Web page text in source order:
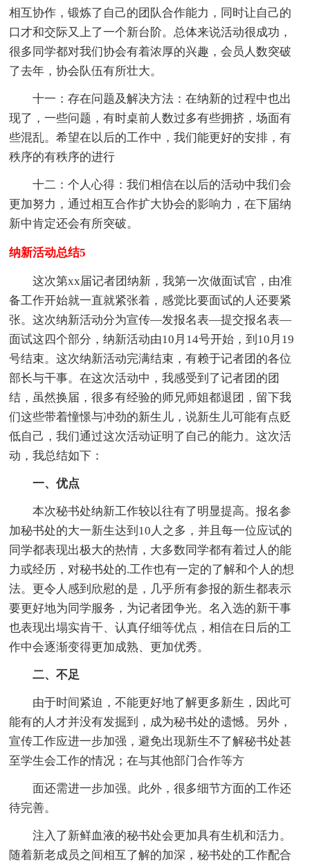
相互协作，锻炼了自己的团队合作能力，同时让自己的
口才和交际又上了一个新台阶。总体来说活动很成功，
很多同学都对我们协会有着浓厚的兴趣，会员人数突破
了去年，协会队伍有所壮大。
十一：存在问题及解决方法：在纳新的过程中也出
现了，一些问题，有时桌前人数过多有些拥挤，场面有
些混乱。希望在以后的工作中，我们能更好的安排，有
秩序的有秩序的进行
十二：个人心得：我们相信在以后的活动中我们会
更加努力，通过相互合作扩大协会的影响力，在下届纳
新中肯定还会有所突破。
纳新活动总结5
这次第xx届记者团纳新，我第一次做面试官，由准
备工作开始就一直就紧张着，感觉比要面试的人还要紧
张。这次纳新活动分为宣传—发报名表—提交报名表—
面试这四个部分，纳新活动由10月14号开始，到10月19
号结束。这次纳新活动完满结束，有赖于记者团的各位
部长与干事。在这次活动中，我感受到了记者团的团
结，虽然换届，很多有经验的师兄师姐都退团，留下我
们这些带着憧憬与冲劲的新生儿，说新生儿可能有点贬
低自己，我们通过这次活动证明了自己的能力。这次活
动，我总结如下：
一、优点
本次秘书处纳新工作较以往有了明显提高。报名参
加秘书处的大一新生达到10人之多，并且每一位应试的
同学都表现出极大的热情，大多数同学都有着过人的能
力或经历，对秘书处的.工作也有一定的了解和个人的想
法。更令人感到欣慰的是，几乎所有参报的新生都表示
要更好地为同学服务，为记者团争光。名入选的新干事
也表现出塌实肯干、认真仔细等优点，相信在日后的工
作中会逐渐变得更加成熟、更加优秀。
二、不足
由于时间紧迫，不能更好地了解更多新生，因此可
能有的人才并没有发掘到，成为秘书处的遗憾。另外，
宣传工作应进一步加强，避免出现新生不了解秘书处甚
至学生会工作的情况；在与其他部门合作等方
面还需进一步加强。此外，很多细节方面的工作还
待完善。
注入了新鲜血液的秘书处会更加具有生机和活力。
随着新老成员之间相互了解的加深，秘书处的工作配合